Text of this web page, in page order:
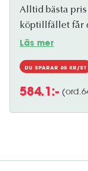
Alltid bästa
köptillfället får
Läs mer
DU SPARAR 65 KR/ST
584.1 :- (ord.